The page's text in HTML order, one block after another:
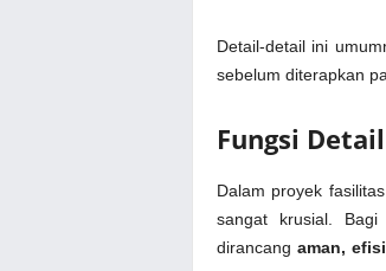
Detail-detail ini
sebelum diterapkan
Fungsi
Dalam proyek
sangat krusial.
dirancang aman,